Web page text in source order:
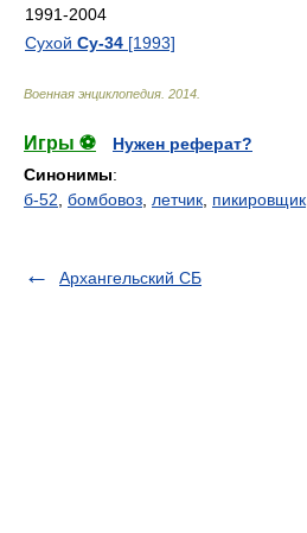
1991-2004
Сухой Су-34 [1993]
Военная энциклопедия 2014
Игры ⚽
Нужен реферат?
Синонимы:
б-52 бомбовоз летчик пикировщик
Архангельский СБ